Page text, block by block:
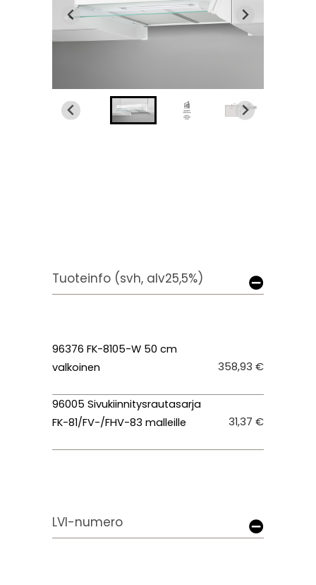
Tuoteinfo (svh, alv25,5%)
96376 FK-8105-W 50 cm
valkoinen
358,93 €
96005 Sivukiinnitysrautasarja
FK-81/FV-/FHV-83 malleille
31,37 €
LVI-numero